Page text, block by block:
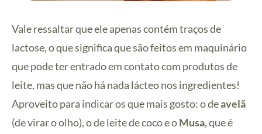
Vale ressaltar que ele apenas contém traços de
lactose, o que significa que são feitos em maquinário
que pode ter entrado em contato com produtos de
leite, mas que não há nada lácteo nos ingredientes!
Aproveito para indicar os que mais gosto: o deavelã
(de virar o olho), o de leite de coco e oMusa, que é